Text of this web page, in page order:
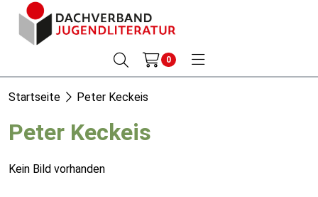
0
Startseite Peter Keckeis
Peter Keckeis
Kein Bild vorhanden